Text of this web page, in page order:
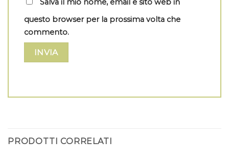
Salva il mio nome, email e sito web in
questo browser per la prossima volta che
commento.
PRODOTTI CORRELATI